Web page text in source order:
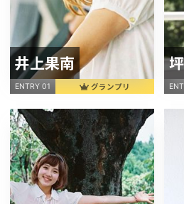
井上果南
ENTRY 01 グランプリ